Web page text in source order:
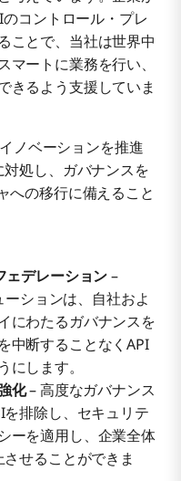
コントロール・プレ
ことで、当社は世界中
ートに業務を行い、
きるよう支援していま
ノベーションを推進
処し、ガバナンスを
への移行に備えること
ェデレーション–
ションは、自社およ
にわたるガバナンスを
中断することなくAPI
します。
化– 高度なガバナンス
排除し、セキュリテ
ーを適用し、企業全体
せることができま